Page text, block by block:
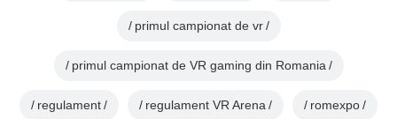
primul campionat de vr
primul campionat de VR gaming din Romania
regulament regulament VR Arena romexpo